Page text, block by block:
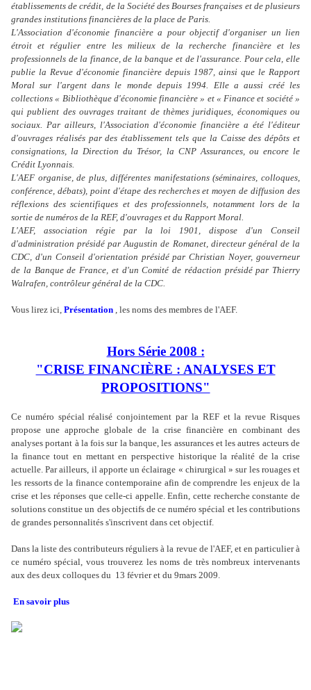
établissements de crédit, de la Société des Bourses françaises et de plusieurs
grandes institutions financières de la place de Paris.
L'Association d'économie financière a pour objectif d'organiser un lien
étroit et régulier entre les milieux de la recherche financière et les
professionnels de la finance, de la banque et de l'assurance. Pour cela, elle
publie la Revue d'économie financière depuis 1987, ainsi que le Rapport
Moral sur l'argent dans le monde depuis 1994. Elle a aussi créé les
collections « Bibliothèque d'économie financière » et « Finance et société »
qui publient des ouvrages traitant de thèmes juridiques, économiques ou
sociaux. Par ailleurs, l'Association d'économie financière a été l'éditeur
d'ouvrages réalisés par des établissement tels que la Caisse des dépôts et
consignations, la Direction du Trésor, la CNP Assurances, ou encore le
Crédit Lyonnais.
L'AEF organise, de plus, différentes manifestations (séminaires, colloques,
conférence, débats), point d'étape des recherches et moyen de diffusion des
réflexions des scientifiques et des professionnels, notamment lors de la
sortie de numéros de la REF, d'ouvrages et du Rapport Moral.
L'AEF, association régie par la loi 1901, dispose d'un Conseil
d'administration présidé par Augustin de Romanet, directeur général de la
CDC, d'un Conseil d'orientation présidé par Christian Noyer, gouverneur
de la Banque de France, et d'un Comité de rédaction présidé par Thierry
Walrafen, contrôleur général de la CDC.
Vous lirez ici, Présentation , les noms des membres de l'AEF.
Hors Série 2008 :
"CRISE FINANCIÈRE : ANALYSES ET
PROPOSITIONS"
Ce numéro spécial réalisé conjointement par la REF et la revue Risques
propose une approche globale de la crise financière en combinant des
analyses portant à la fois sur la banque, les assurances et les autres acteurs de
la finance tout en mettant en perspective historique la réalité de la crise
actuelle. Par ailleurs, il apporte un éclairage « chirurgical » sur les rouages et
les ressorts de la finance contemporaine afin de comprendre les enjeux de la
crise et les réponses que celle-ci appelle. Enfin, cette recherche constante de
solutions constitue un des objectifs de ce numéro spécial et les contributions
de grandes personnalités s'inscrivent dans cet objectif.
Dans la liste des contributeurs réguliers à la revue de l'AEF, et en particulier à
ce numéro spécial, vous trouverez les noms de très nombreux intervenants
aux des deux colloques du 13 février et du 9mars 2009.
En savoir plus